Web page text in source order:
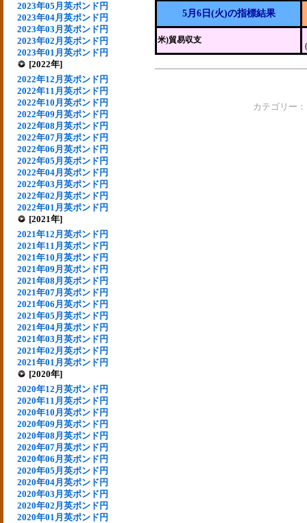
2023年05月英ポンド円
2023年04月英ポンド円
2023年03月英ポンド円
2023年02月英ポンド円
2023年01月英ポンド円
[2022年]
2022年12月英ポンド円
2022年11月英ポンド円
2022年10月英ポンド円
2022年09月英ポンド円
2022年08月英ポンド円
2022年07月英ポンド円
2022年06月英ポンド円
2022年05月英ポンド円
2022年04月英ポンド円
2022年03月英ポンド円
2022年02月英ポンド円
2022年01月英ポンド円
[2021年]
2021年12月英ポンド円
2021年11月英ポンド円
2021年10月英ポンド円
2021年09月英ポンド円
2021年08月英ポンド円
2021年07月英ポンド円
2021年06月英ポンド円
2021年05月英ポンド円
2021年04月英ポンド円
2021年03月英ポンド円
2021年02月英ポンド円
2021年01月英ポンド円
[2020年]
2020年12月英ポンド円
2020年11月英ポンド円
2020年10月英ポンド円
2020年09月英ポンド円
2020年08月英ポンド円
2020年07月英ポンド円
2020年06月英ポンド円
2020年05月英ポンド円
2020年04月英ポンド円
2020年03月英ポンド円
2020年02月英ポンド円
2020年01月英ポンド円
5月6日(火)の指標結果
米)貿易収支
カテゴリー